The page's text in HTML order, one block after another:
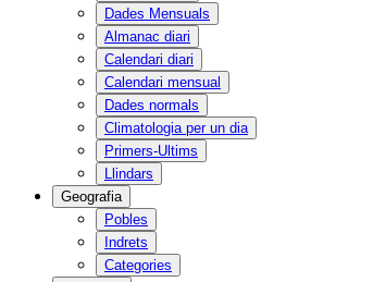
Dades Mensuals
Almanac diari
Calendari diari
Calendari mensual
Dades normals
Climatologia per un dia
Primers-Ultims
Llindars
Geografia
Pobles
Indrets
Categories